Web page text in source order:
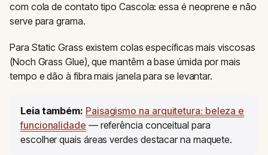
com cola de contato tipo Cascola: essa é neoprene e não
serve para grama.
Para Static Grass existem colas específicas mais viscosas
(Noch Grass Glue), que mantêm a base úmida por mais
tempo e dão à fibra mais janela para se levantar.
Leia também: Paisagismo na arquitetura: beleza e
funcionalidade — referência conceitual para
escolher quais áreas verdes destacar na maquete.